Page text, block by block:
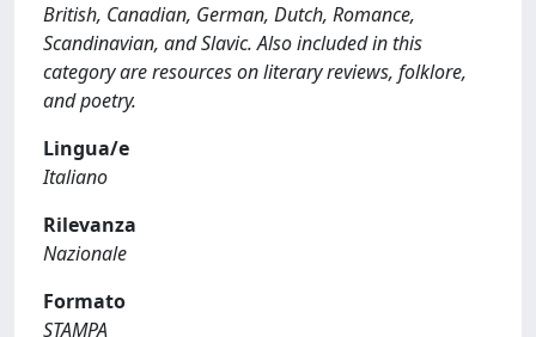
British, Canadian, German, Dutch, Romance,
Scandinavian, and Slavic. Also included in this
category are resources on literary reviews, folklore,
and poetry.
Lingua/e
Italiano
Rilevanza
Nazionale
Formato
STAMPA